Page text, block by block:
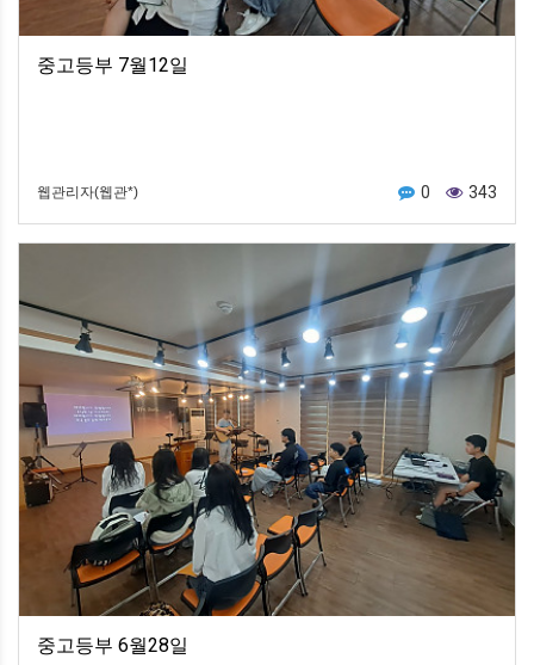
중고등부 7월12일
웹관리자(웹관*) 0 343
중고등부 6월28일